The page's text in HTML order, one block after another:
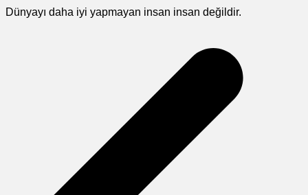
Dünyayı daha iyi yapmayan insan insan değildir.